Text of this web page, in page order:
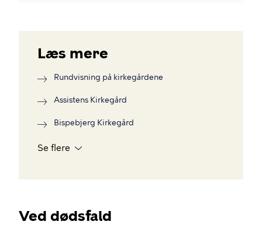
Læs mere
Rundvisning på kirkegårdene
Assistens Kirkegård
Bispebjerg Kirkegård
Se flere
Ved dødsfald